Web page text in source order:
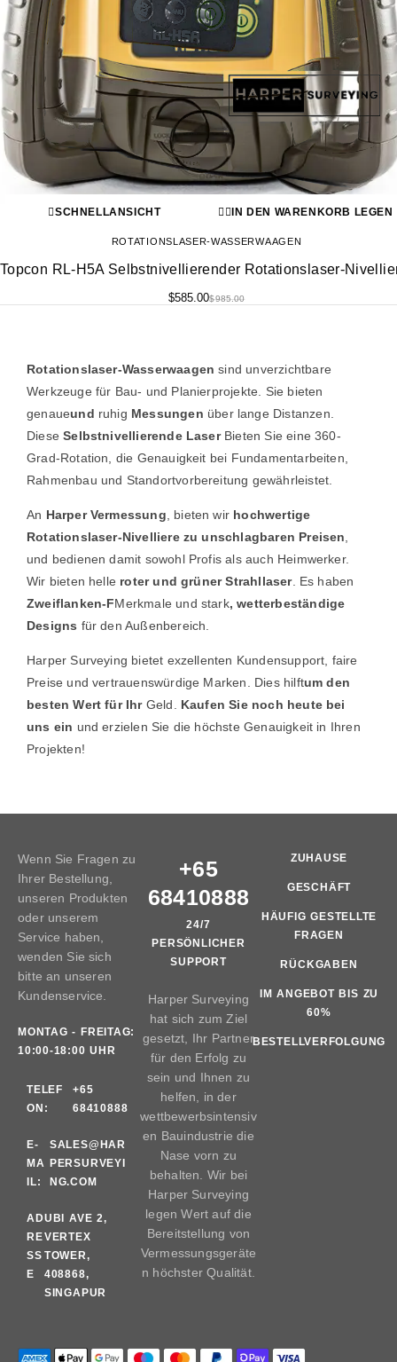
SCHNELLANSICHT IN DEN WARENKORB LEGEN
ROTATIONSLASER-WASSERWAAGEN
Topcon RL-H5A Selbstnivellierender Rotationslaser-
$985.00
$585.00
Rotationslaser-Wasserwaagen sind unverzichtbare
Werkzeuge für Bau- und Planierprojekte. Sie bieten
genaueund ruhig Messungen über lange Distanzen.
DieseSelbstnivellierende LaserBieten Sie eine 360-
Grad-Rotation, die Genauigkeit bei Fundamentarbeiten,
Rahmenbau und Standortvorbereitung gewährleistet.
An Harper Vermessung , bieten wir hochwertige
Rotationslaser-Nivelliere zu unschlagbaren Preisen
und bedienen damit sowohl Profis als auch Heimwerker.
Wir bieten helle roter und grüner Strahllaser. Es haben
Zweiflanken-FMerkmale und stark, wetterbeständige
Designs für den Außenbereich.
Harper Surveying bietet exzellenten Kundensupport, faire
Preise und vertrauenswürdige Marken. Dies hilftum den
besten Wert für Ihr Geld. Kaufen Sie noch heute bei
uns ein und erzielen Sie die höchste Genauigkeit in Ihren
Projekten!
Wenn Sie Fragen zu
Ihrer Bestellung,
unseren Produkten
oder unserem
Service haben,
wenden Sie sich
bitte an unseren
Kundenservice.
MONTAG - FREITAG:
10:00-18:00 UHR
TELEF
ON:
+65
68410888
E-
MA
IL:
SALES@HAR
PERSURVEYI
NG.COM
AD
RE
SS
E
UBI AVE 2,
VERTEX
TOWER,
408868,
SINGAPUR
+65
68410888
24/7
PERSÖNLICHER
SUPPORT
Harper Surveying
hat sich zum Ziel
gesetzt, Ihr Partner
für den Erfolg zu
sein und Ihnen zu
helfen, in der
wettbewerbsintensiv
en Bauindustrie die
Nase vorn zu
behalten. Wir bei
Harper Surveying
legen Wert auf die
Bereitstellung von
Vermessungsgeräte
n höchster Qualität.
ZUHAUSE
GESCHÄFT
HÄUFIG GESTELLTE
FRAGEN
RÜCKGABEN
IM ANGEBOT BIS ZU
60%
BESTELLVERFOLGUNG